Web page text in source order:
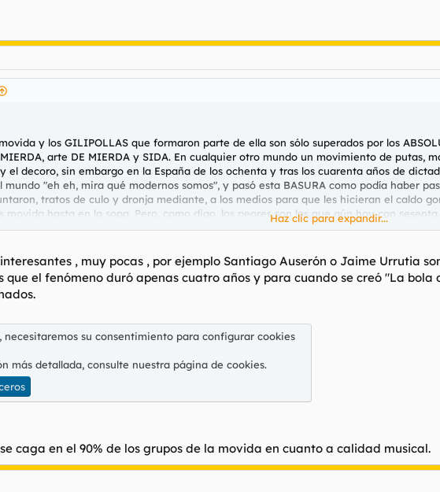
y los GILIPOLLAS que formaron parte de ella son sólo superados por los
arte DE MIERDA y SIDA. En cualquier otro mundo un movimiento de putas,
el decoro, sin embargo en la España de los ochenta y tras los cuarenta años de
"eh eh, mira qué modernos somos", y pasó esta BASURA como podía haber
tratos de culo y dronja mediante, a los medios para que les hicieran el caldo
hasta en la sopa. Pero, como digo, los peores son los que aún hoy con
tras treinta años de matrimonio y su divorcio PUTASMIERDAS de la talla de
putas casas.
sólo hubo un grupo que verdaderamente molara. Sólo UNO: LA QUINTA DEL
Haz clic para expandir...
, muy pocas , por ejemplo Santiago Auserón o Jaime Urrutia
que el fenómeno duró apenas cuatro años y para cuando se creó "La
necesitaremos su consentimiento para configurar cookies
más detallada, consulte nuestra página de cookies.
caga en el 90% de los grupos de la movida en cuanto a calidad musical.